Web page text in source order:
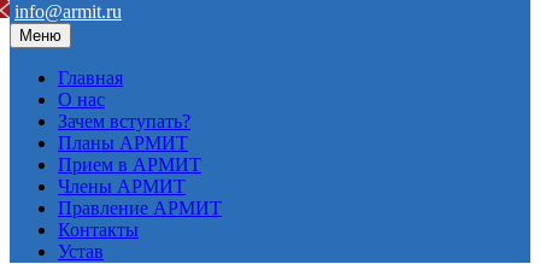
info@armit.ru
Меню
Главная
О нас
Зачем вступать?
Планы АРМИТ
Прием в АРМИТ
Члены АРМИТ
Правление АРМИТ
Контакты
Устав